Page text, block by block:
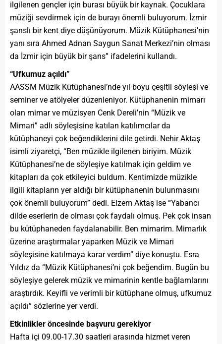
ilgilenen gençler için burası büyük bir kaynak. Çocuklara
müziği sevdirmek için de burayı önemli buluyorum. İzmir
şanslı bir kent diye düşünüyorum. Müzik Kütüphanesi’nin
yanı sıra Ahmed Adnan Saygun Sanat Merkezi’nin olması
da İzmir için büyük bir şans” ifadelerini kullandı.
“Ufkumuz açıldı”
AASSM Müzik Kütüphanesi’nde yıl boyu çeşitli söyleşi ve
seminer ve atölyeler düzenleniyor. Kütüphanenin mimarı
olan mimar ve müzisyen Cenk Dereli’nin “Müzik ve
Mimari” adlı söyleşisine katılan katılımcılar da
kütüphaneyi çok beğendiklerini dile getirdi. Nehir Aktaş
isimli ziyaretçi, “Ben müzikle ilgilenen biriyim. Müzik
Kütüphanesi’ne de söyleşiye katılmak için geldim ve
kitapları da çok etkileyici buldum. Kentimizde müzikle
ilgili kitapların yer aldığı bir kütüphanenin bulunmasını
çok önemli buluyorum” dedi. Elzem Aktaş ise “Yabancı
dilde eserlerin de olması çok faydalı olmuş. Pek çok insan
bu kütüphaneden faydalanabilir. Ben mimarim. Mimarlık
üzerine araştırmalar yaparken Müzik ve Mimari
söyleşisine katılmaya karar verdim” diye konuştu. Esra
Yıldız da “Müzik Kütüphanesi’ni çok beğendim. Bugün bu
söyleşiye gelerek müzik ve mimarinin kentle bağlamlarını
araştırdık. Keyifli ve verimli bir kütüphane olmuş, ufkumuz
açıldı” sözlerine yer verdi.
Etkinlikler öncesinde başvuru gerekiyor
Hafta içi 09.00-17.30 saatleri arasında hizmet veren